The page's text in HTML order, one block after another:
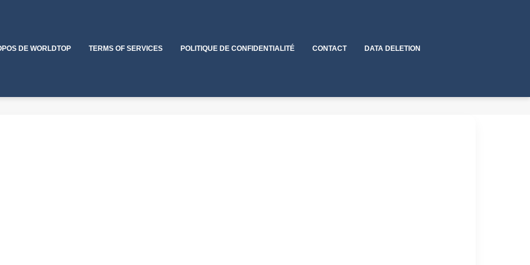
DE WORLDTOP TERMS OF SERVICES POLITIQUE DE CONFIDENTIALITÉ CONTACT DATA DELETION